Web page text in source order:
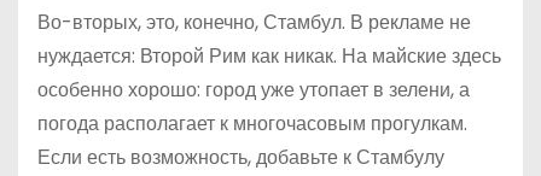
Во-вторых, это, конечно, Стамбул. В рекламе не
нуждается: Второй Рим как никак. На майские здесь
особенно хорошо: город уже утопает в зелени, а
погода располагает к многочасовым прогулкам.
Если есть возможность, добавьте к Стамбулу